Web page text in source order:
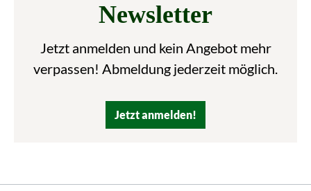
Newsletter
Jetzt anmelden und kein Angebot mehr
verpassen! Abmeldung jederzeit möglich.
Jetzt anmelden!